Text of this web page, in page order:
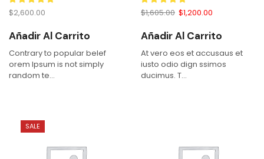
$2,600.00
Añadir Al Carrito
Contrary to popular belef
orem Ipsum is not simply
random te...
$1,605.00 $1,200.00
Añadir Al Carrito
At vero eos et accusaus et
iusto odio dign ssimos
ducimus. T...
SALE